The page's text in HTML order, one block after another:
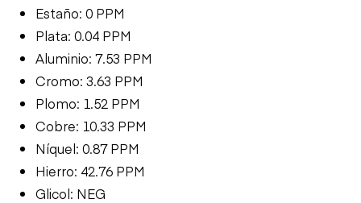
Estaño: 0 PPM
Plata: 0.04 PPM
Aluminio: 7.53 PPM
Cromo: 3.63 PPM
Plomo: 1.52 PPM
Cobre: 10.33 PPM
Níquel: 0.87 PPM
Hierro: 42.76 PPM
Glicol: NEG